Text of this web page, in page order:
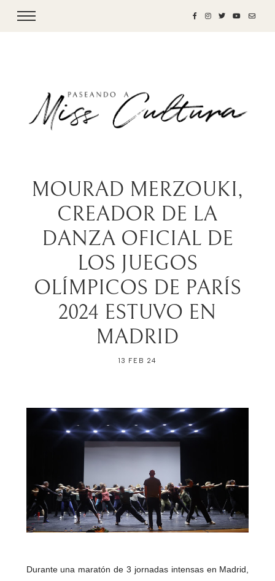
MOURAD MERZOUKI,
CREADOR DE LA
DANZA OFICIAL DE
LOS JUEGOS
OLÍMPICOS DE PARÍS
2024 ESTUVO EN
MADRID
13 FEB 24
Durante una maratón de 3 jornadas intensas en Madrid,